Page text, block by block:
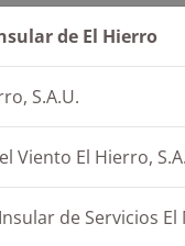
de El Hierro
S.A.U.
Viento El Hierro, S.A.
de Servicios El